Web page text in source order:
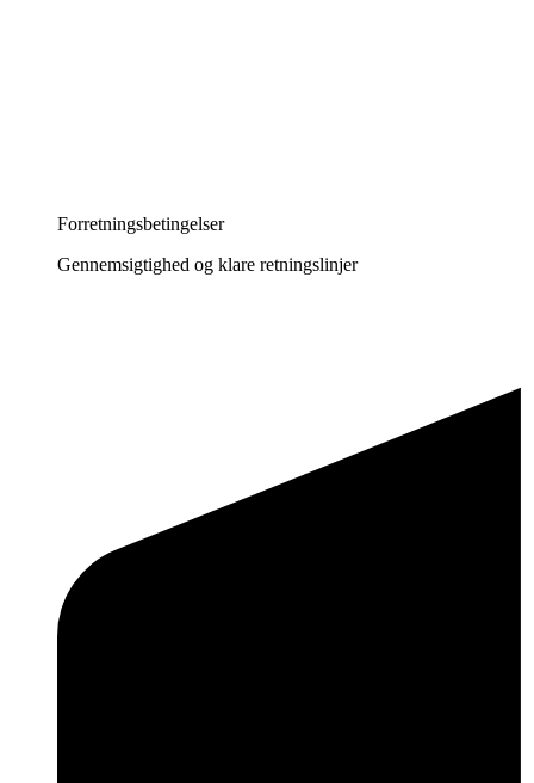
Forretningsbetingelser
Gennemsigtighed og klare retningslinjer